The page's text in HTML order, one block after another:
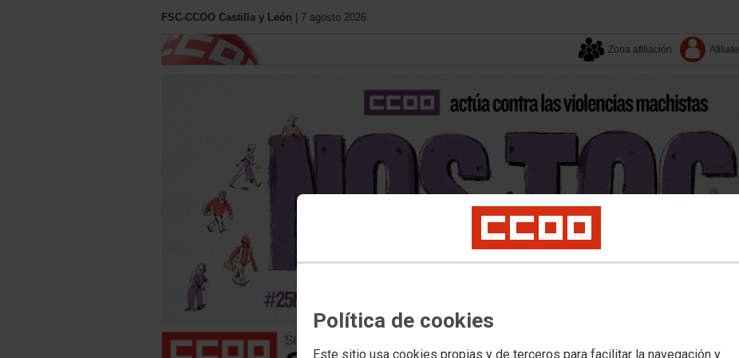
Política de cookies
Este sitio usa cookies propias y de terceros para facilitar la navegación y
FSC-CCOO Castilla y León | 7 agosto 2026.
Zona afiliación Afiliate